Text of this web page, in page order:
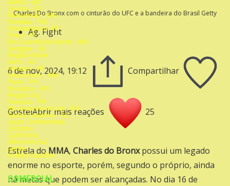
Charles Do Bronx com o cinturão do UFC e a bandeira do Brasil Getty
Ag. Fight
6 de nov, 2024, 19:12 Compartilhar
GosteiAbrir mais reações 25
Estrela doMMA, Charles do Bronxpossui um legado
enorme no esporte, porém, segundo o próprio, ainda
há metas que podem ser alcançadas. No dia 16 de
Ceara – CE
Maranhão – MA
Paraíba – PB
Pernambuco -PE
Piauí – PI
Rio Grande do Norte – RN
Sergipe – SE
Região Norte
Acre – AC
Amapá – AP
Amazonas – AM
Para – PA
Roraima – RO
Região Sul
Paraná – PR
Rio Grande do Sul – RG
Santa Catarina – SC
Lojas Continentais
Londres
California
África do Sul
Japão
Arábia Saudita
COMERCIAL